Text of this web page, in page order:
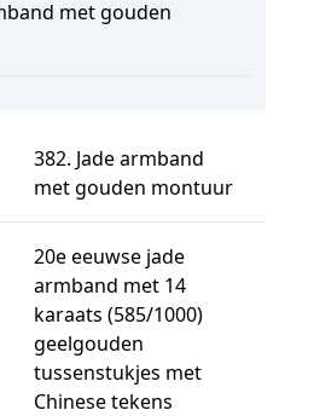
met gouden
382. Jade armband
met gouden montuur
20e eeuwse jade
armband met 14
karaats (585/1000)
geelgouden
tussenstukjes met
Chinese tekens